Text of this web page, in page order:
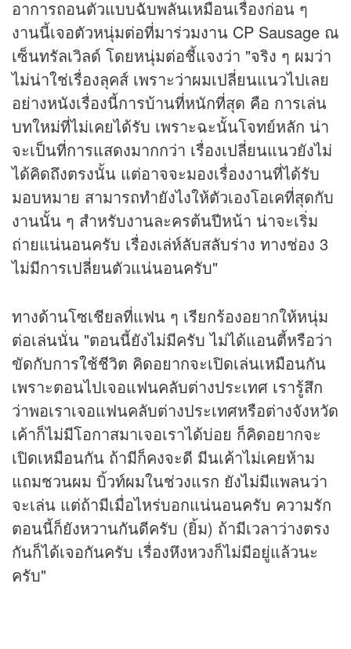
อาการถอนตัวแบบฉับพลันเหมือนเรื่องก่อน ๆ
งานนี้เจอตัวหนุ่มต่อที่มาร่วมงาน CP Sausage ณ
เซ็นทรัลเวิลด์ โดยหนุ่มต่อชี้แจงว่า "จริง ๆ ผมว่า
ไม่น่าใช่เรื่องลุคส์ เพราะว่าผมเปลี่ยนแนวไปเลย
อย่างหนังเรื่องนี้การบ้านที่หนักที่สุด คือ การเล่น
บทใหม่ที่ไม่เคยได้รับ เพราะฉะนั้นโจทย์หลัก น่า
จะเป็นที่การแสดงมากกว่า เรื่องเปลี่ยนแนวยังไม่
ได้คิดถึงตรงนั้น แต่อาจจะมองเรื่องงานที่ได้รับ
มอบหมาย สามารถทำยังไงให้ตัวเองโอเคที่สุดกับ
งานนั้น ๆ สำหรับงานละครต้นปีหน้า น่าจะเริ่ม
ถ่ายแน่นอนครับ เรื่องเล่ห์ลับสลับร่าง ทางช่อง 3
ไม่มีการเปลี่ยนตัวแน่นอนครับ"
ทางด้านโซเชียลที่แฟน ๆ เรียกร้องอยากให้หนุ่ม
ต่อเล่นนั่น "ตอนนี้ยังไม่มีครับ ไม่ได้แอนตี้หรือว่า
ขัดกับการใช้ชีวิต คิดอยากจะเปิดเล่นเหมือนกัน
เพราะตอนไปเจอแฟนคลับต่างประเทศ เรารู้สึก
ว่าพอเราเจอแฟนคลับต่างประเทศหรือต่างจังหวัด
เค้าก็ไม่มีโอกาสมาเจอเราได้บ่อย ก็คิดอยากจะ
เปิดเหมือนกัน ถ้ามีก็คงจะดี มีนเค้าไม่เคยห้าม
แถมชวนผม บิ้วท์ผมในช่วงแรก ยังไม่มีแพลนว่า
จะเล่น แต่ถ้ามีเมื่อไหร่บอกแน่นอนครับ ความรัก
ตอนนี้ก็ยังหวานกันดีครับ (ยิ้ม) ถ้ามีเวลาว่างตรง
กันก็ได้เจอกันครับ เรื่องหึงหวงก็ไม่มีอยู่แล้วนะ
ครับ"